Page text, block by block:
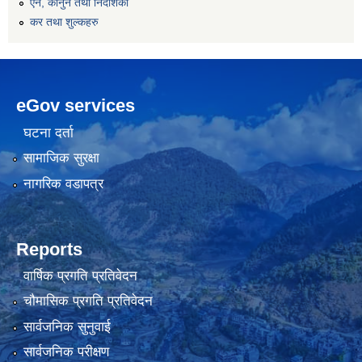
कर तथा शुल्कहरु
eGov services
घटना दर्ता
सामाजिक सुरक्षा
नागरिक वडापत्र
Reports
वार्षिक प्रगति प्रतिवेदन
चौमासिक प्रगति प्रतिवेदन
सार्वजनिक सुनुवाई
सार्वजनिक परीक्षण